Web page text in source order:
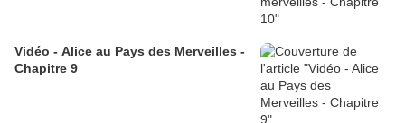
Vidéo - Alice au Pays des Merveilles -
Chapitre 9